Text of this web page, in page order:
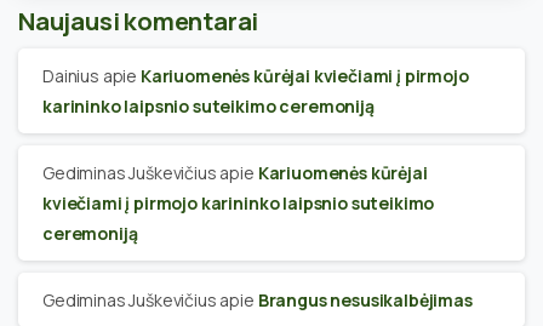
Naujausi komentarai
Dainius apie Kariuomenės kūrėjai kviečiami į pirmojo
karininko laipsnio suteikimo ceremoniją
Gediminas Juškevičius apie Kariuomenės kūrėjai
kviečiami į pirmojo karininko laipsnio suteikimo
ceremoniją
Gediminas Juškevičius apie Brangus nesusikalbėjimas